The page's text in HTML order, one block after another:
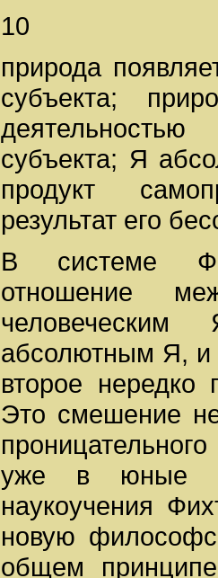
10
природа
субъекта;
субъекта; Я
продукт
результат его
В системе
отношение
абсолютным Я, и
второе
Это смешение не
уже в юные
наукоучения
новую
общем